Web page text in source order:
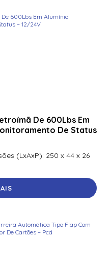
De 600Lbs Em
De Status
(LxAxP): 250 x 44 x 26